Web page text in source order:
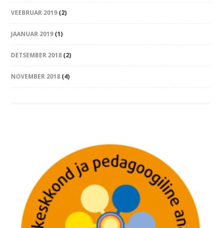
VEEBRUAR 2019 (2)
JAANUAR 2019 (1)
DETSEMBER 2018 (2)
NOVEMBER 2018 (4)